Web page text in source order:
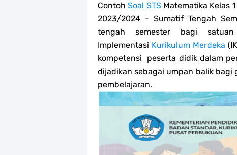
Bank Soal ASAT/PAT Kelas 5 SD/MI
Bank Soal PAT Kelas 6 SD/MI
Kisi-kisi Soal US/UM Jenjang SD/MI
POS UM Jenjang MI, MTs Dan MA
Jawaban Tugas Mandiri Dan Tugas
Jawaban Tugas Mandiri Dan Tugas
Contoh Soal STS Matematika Kelas
2023/2024 - Sumatif Tengah
tengah semester bagi
Implementasi Kurikulum Merdeka
kompetensi peserta didik dalam
dijadikan sebagai umpan balik
pembelajaran.